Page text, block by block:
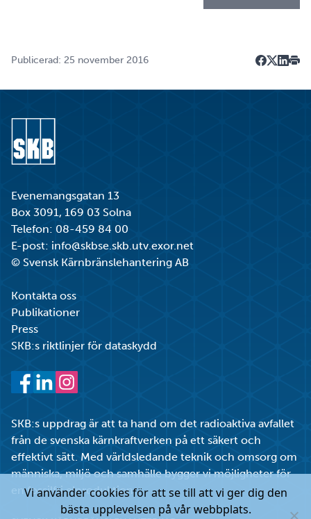
Publicerad: 25 november 2016
Evenemangsgatan 13
Box 3091, 169 03 Solna
Telefon: 08-459 84 00
E-post: info@skbse.skb.utv.exor.net
© Svensk Kärnbränslehantering AB
Kontakta oss
Publikationer
Press
SKB:s riktlinjer för dataskydd
SKB:s uppdrag är att ta hand om det radioaktiva avfallet
från de svenska kärnkraftverken på ett säkert och
effektivt sätt. Med världsledande teknik och omsorg om
människa, miljö och samhälle bygger vi möjligheter för
en fossilfri elproduktion.
Vi använder cookies för att se till att vi ger dig den
bästa upplevelsen på vår webbplats.